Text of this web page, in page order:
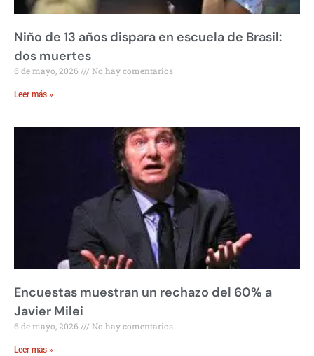
Niño de 13 años dispara en escuela de Brasil:
dos muertes
6 de mayo, 2026 No hay comentarios
Leer más »
Encuestas muestran un rechazo del 60% a
Javier Milei
6 de mayo, 2026 No hay comentarios
Leer más »